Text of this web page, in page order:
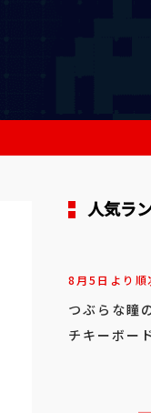
人気ラ
8月5日より順
つぶらな瞳
チキーボー